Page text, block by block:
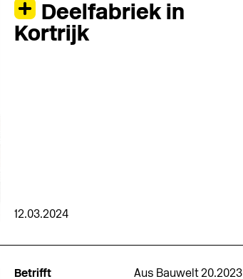
Deelfabriek in
Kortrijk
12.03.2024
Betrifft Aus Bauwelt 20.2023